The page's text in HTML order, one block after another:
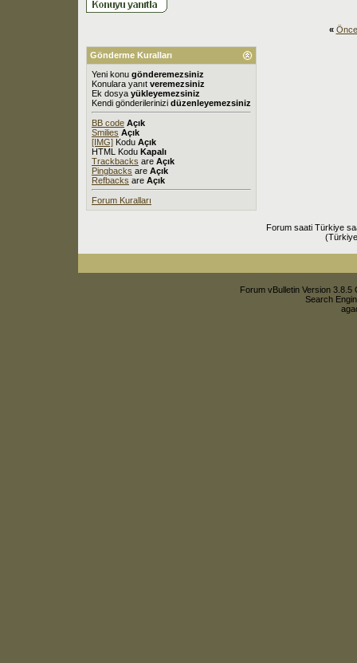
«
Gönderme Kuralları
Yeni konu gönderemezsiniz
Konulara yanıt veremezsiniz
Ek dosya yükleyemezsiniz
Kendi gönderilerinizi düzenleyemezsiniz
BB code Açık
Smilies Açık
[IMG] Kodu Açık
HTML Kodu Kapalı
Trackbacks are Açık
Pingbacks are Açık
Refbacks are Açık
Forum Kuralları
Forum saati Türkiye
Forum vBulletin Version
Search